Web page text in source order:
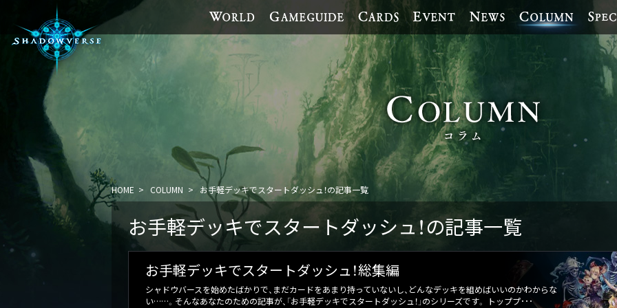
HOME COLUMN お手軽デッキでスタートダッシュ！の記事一覧
お手軽デッキでスタートダッシュ！の記事一覧
お手軽デッキでスタートダッシュ！総集編
シャドウバースを始めたばかりで、まだカードをあまり持っていないし、どんなデッキを組めばいいのかわからな
い……。そんなあなたのための記事が、「お手軽デッキでスタートダッシュ！」のシリーズです。 トッププ･･･